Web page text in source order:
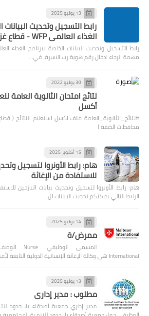
13 يوليو 2025
رابط التسجيل وتحديث البيانات
الغذاء العالمي WFP - قطاع غزة
رابط التسجيل وتحديث البيانات الخاصة ببرنامج الغذاء
مهمة الرجاء ادخال رقم هوية رب الاسرة، في…
30 يوليو 2022
أكسل
#نتائج_الثانوية_العامة ملف اكسل استعلام النتائج (
محافظات الضفة )
15 أكتوبر 2025
هام: رابط الأونروا لتسجيل
للاستفادة من الإغاثة
هام: رابط الأونروا لتسجيل وتحديث بيانات النازحين
الرابط التالي يمكنكم تحديث البيانات ال…
14 يوليو 2025
ممرض/ة
International هي وكالة الإغاثة الإنسانية الدولية التابعة لأمر مالطا ا…
13 يوليو 2025
مطلوب : مدير إداري
مدير إداري جمعية أصدقاء بلا حدود